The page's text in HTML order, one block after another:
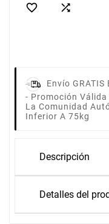
 
Envío
- Promoción
La Comunidad
Inferior A 75kg
Descripción
Detalles del